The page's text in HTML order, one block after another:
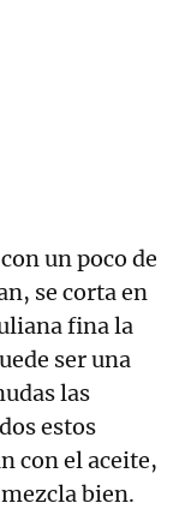
un poco de
se corta en
fina la
ser una
las
estos
con el aceite,
bien.